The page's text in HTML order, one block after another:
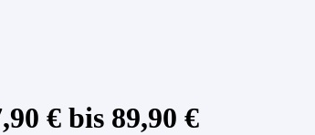
€ bis 89,90 €